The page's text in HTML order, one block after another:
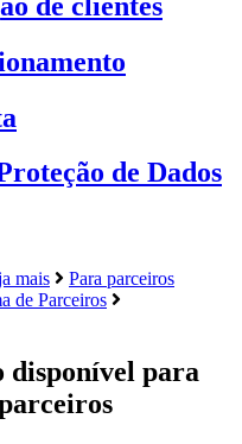
de Dados
mais
Para parceiros
de Parceiros
disponível para